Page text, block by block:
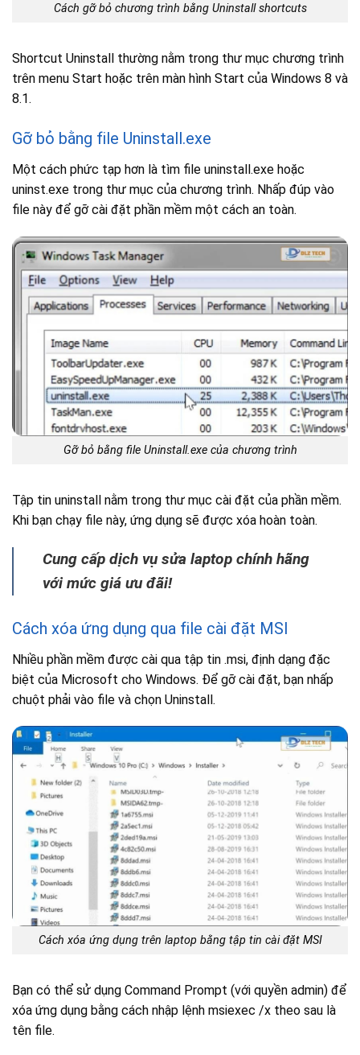
Cách gỡ bỏ chương trình bằng Uninstall shortcuts
Shortcut Uninstall thường nằm trong thư mục chương trình
trên menu Start hoặc trên màn hình Start của Windows 8 và
8.1.
Gỡ bỏ bằng file Uninstall.exe
Một cách phức tạp hơn là tìm file uninstall.exe hoặc
uninst.exe trong thư mục của chương trình. Nhấp đúp vào
file này để gỡ cài đặt phần mềm một cách an toàn.
Gỡ bỏ bằng file Uninstall.exe của chương trình
Tập tin uninstall nằm trong thư mục cài đặt của phần mềm.
Khi bạn chạy file này, ứng dụng sẽ được xóa hoàn toàn.
Cung cấp dịch vụ sửa laptop chính hãng
với mức giá ưu đãi!
Cách xóa ứng dụng qua file cài đặt MSI
Nhiều phần mềm được cài qua tập tin .msi, định dạng đặc
biệt của Microsoft cho Windows. Để gỡ cài đặt, bạn nhấp
chuột phải vào file và chọn Uninstall.
Cách xóa ứng dụng trên laptop bằng tập tin cài đặt MSI
Bạn có thể sử dụng Command Prompt (với quyền admin) để
xóa ứng dụng bằng cách nhập lệnh msiexec /x theo sau là
tên file.